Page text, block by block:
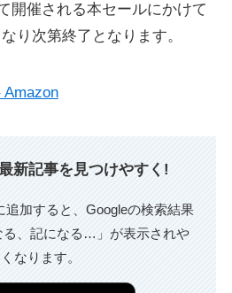
開催される本セールにかけて
り次第終了となります。
新記事を見つけやすく!
追加すると、Googleの検索結果
る、記になる…」が表示されや
なります。